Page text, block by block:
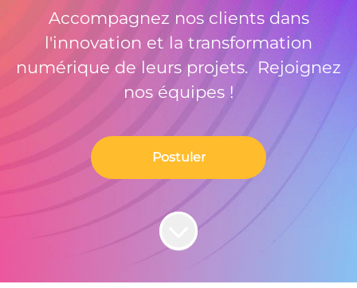
Accompagnez nos clients dans
l'innovation et la transformation
numérique de leurs projets. Rejoignez
nos équipes !
Postuler